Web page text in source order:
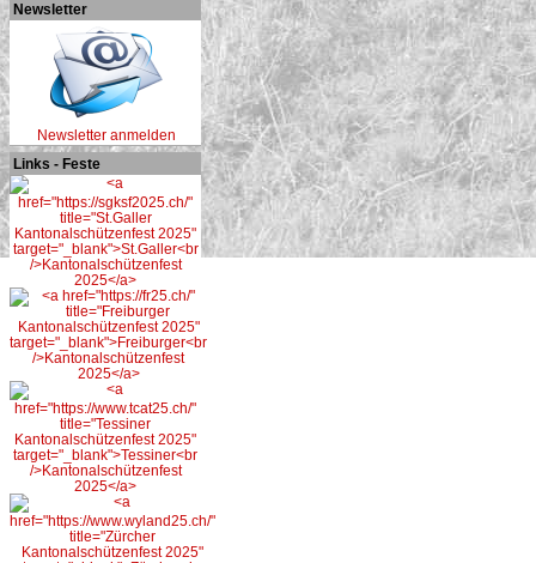
Newsletter
Newsletter anmelden
Links - Feste